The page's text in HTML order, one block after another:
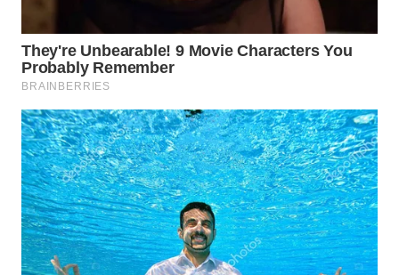
WN
PRIANGAN
TIMUR
WN
SEMARANG
WN
SOLO
WN
BOROBUDUR